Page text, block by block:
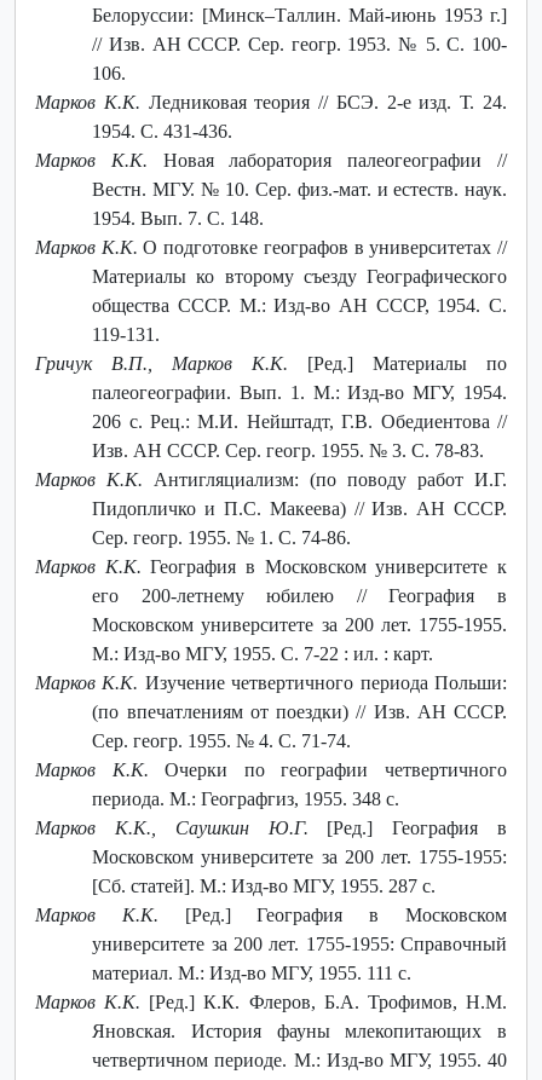
Белоруссии: [Минск–Таллин. Май-июнь 1953 г.]
// Изв. АН СССР. Сер. геогр. 1953. № 5. С. 100-
106.
Марков К.К. Ледниковая теория // БСЭ. 2-е изд. Т. 24.
1954. С. 431-436.
Марков К.К. Новая лаборатория палеогеографии //
Вестн. МГУ. № 10. Сер. физ.-мат. и естеств. наук.
1954. Вып. 7. С. 148.
Марков К.К. О подготовке географов в университетах //
Материалы ко второму съезду Географического
общества СССР. М.: Изд-во АН СССР, 1954. С.
119-131.
Гричук В.П., Марков К.К. [Ред.] Материалы по
палеогеографии. Вып. 1. М.: Изд-во МГУ, 1954.
206 с. Рец.: М.И. Нейштадт, Г.В. Обедиентова //
Изв. АН СССР. Сер. геогр. 1955. № 3. С. 78-83.
Марков К.К. Антигляциализм: (по поводу работ И.Г.
Пидопличко и П.С. Макеева) // Изв. АН СССР.
Сер. геогр. 1955. № 1. С. 74-86.
Марков К.К.География в Московском университете к
его 200-летнему юбилею // География в
Московском университете за 200 лет. 1755-1955.
М.: Изд-во МГУ, 1955. С. 7-22 : ил. : карт.
Марков К.К. Изучение четвертичного периода Польши:
(по впечатлениям от поездки) // Изв. АН СССР.
Сер. геогр. 1955. № 4. С. 71-74.
Марков К.К. Очерки по географии четвертичного
периода. М.: Географгиз, 1955. 348 с.
Марков К.К., Саушкин Ю.Г. [Ред.] География в
Московском университете за 200 лет. 1755-1955:
[Сб. статей]. М.: Изд-во МГУ, 1955. 287 с.
Марков К.К. [Ред.] География в Московском
университете за 200 лет. 1755-1955: Справочный
материал. М.: Изд-во МГУ, 1955. 111 с.
Марков К.К. [Ред.] К.К. Флеров, Б.А. Трофимов, Н.М.
Яновская. История фауны млекопитающих в
четвертичном периоде. М.: Изд-во МГУ, 1955. 40